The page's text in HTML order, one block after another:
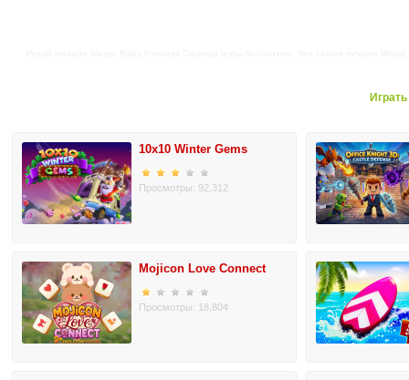
10x10 Winter Gems
Просмотры: 92,312
Mojicon Love Connect
Просмотры: 18,804